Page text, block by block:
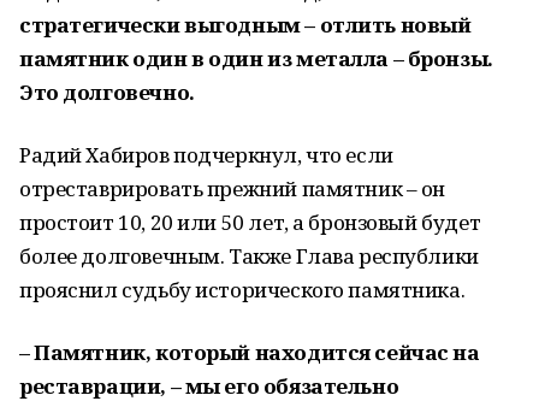
стратегически выгодным – отлить новый
памятник один в один из металла – бронзы.
Это долговечно.
Радий Хабиров подчеркнул, что если
отреставрировать прежний памятник – он
простоит 10, 20 или 50 лет, а бронзовый будет
более долговечным. Также Глава республики
прояснил судьбу исторического памятника.
– Памятник, который находится сейчас на
реставрации, – мы его обязательно